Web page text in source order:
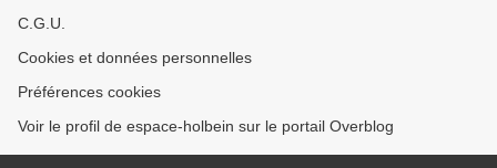
C.G.U.
Cookies et données personnelles
Préférences cookies
Voir le profil de espace-holbein sur le portail Overblog